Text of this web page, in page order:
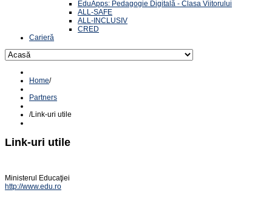
EduApps: Pedagogie Digitală - Clasa Viitorului
ALL-SAFE
ALL-INCLUSIV
CRED
Carieră
Home/
Partners
/Link-uri utile
Link-uri utile
Ministerul Educaţiei
http://www.edu.ro